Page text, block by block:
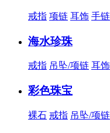
戒指 项链 耳饰 手链
海水珍珠
戒指 吊坠/项链 耳饰
彩色珠宝
裸石 戒指 吊坠/项链